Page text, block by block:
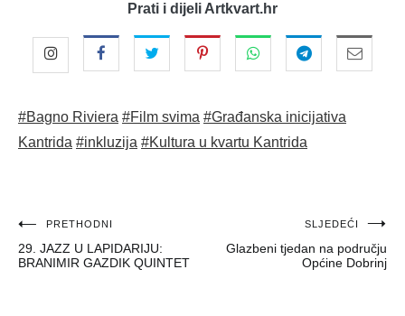
Prati i dijeli Artkvart.hr
#Bagno Riviera #Film svima #Građanska inicijativa
Kantrida #inkluzija #Kultura u kvartu Kantrida
Navigacija
objava
PRETHODNI
29. JAZZ U LAPIDARIJU:
BRANIMIR GAZDIK QUINTET
SLJEDEĆI
Glazbeni tjedan na području
Općine Dobrinj